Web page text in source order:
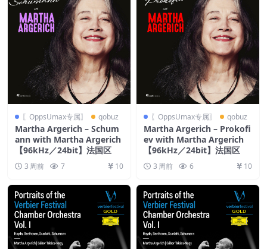
〖OppsUmax专属〗 qobuz
Martha Argerich – Schum
ann with Martha Argerich
【96kHz／24bit】法国区
3 周前 7 10
〖OppsUmax专属〗 qobuz
Martha Argerich – Prokofi
ev with Martha Argerich
【96kHz／24bit】法国区
3 周前 6 10